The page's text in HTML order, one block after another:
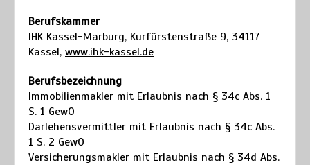
Berufskammer
IHK Kassel-Marburg, Kurfürstenstraße 9, 34117
Kassel, www.ihk-kassel.de
Berufsbezeichnung
Immobilienmakler mit Erlaubnis nach § 34c Abs. 1
S. 1 GewO
Darlehensvermittler mit Erlaubnis nach § 34c Abs.
1 S. 2 GewO
Versicherungsmakler mit Erlaubnis nach § 34d Abs.